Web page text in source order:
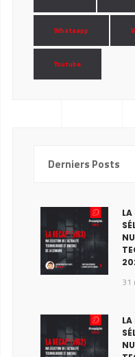
Whatsapp
Youtube
Derniers Posts
31